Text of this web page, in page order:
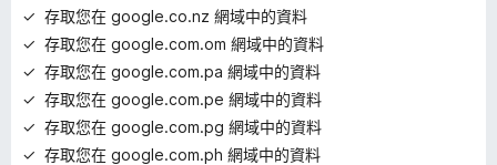
存取您在 google.co.nz 網域中的資料
存取您在 google.com.om 網域中的資料
存取您在 google.com.pa 網域中的資料
存取您在 google.com.pe 網域中的資料
存取您在 google.com.pg 網域中的資料
存取您在 google.com.ph 網域中的資料